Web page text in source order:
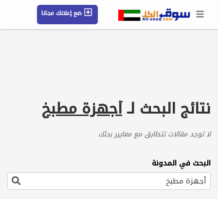
ضع إعلانك مجانا
حسابي / تسجيل
نتائج البحث لـأجهزة مطبخ
لا توجد مقالات تتطابق مع معايير بحثك
البحث في المدونة